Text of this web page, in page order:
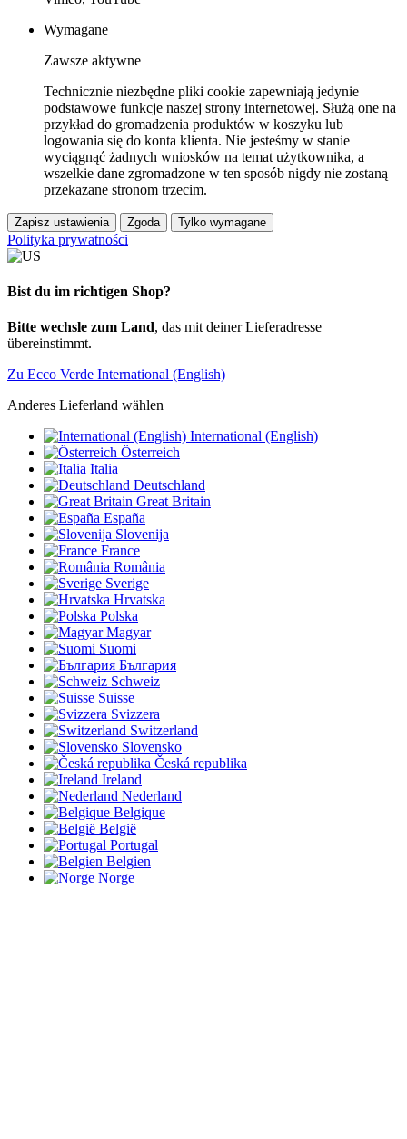
Wymagane
Zawsze aktywne
Technicznie niezbędne pliki cookie zapewniają jedynie
podstawowe funkcje naszej strony internetowej. Służą one na
przykład do gromadzenia produktów w koszyku lub
logowania się do konta klienta. Nie jesteśmy w stanie
wyciągnąć żadnych wniosków na temat użytkownika, a
wszelkie dane zgromadzone w ten sposób nigdy nie zostaną
przekazane stronom trzecim.
Zapisz ustawienia Zgoda Tylko wymagane
Polityka prywatności
Bist du im richtigen Shop?
Bitte wechsle zum Land, das mit deiner Lieferadresse
übereinstimmt.
Zu Ecco Verde International (English)
Anderes Lieferland wählen
International (English)
Österreich
Italia
Deutschland
Great Britain
España
Slovenija
France
România
Sverige
Hrvatska
Polska
Magyar
Suomi
България
Schweiz
Suisse
Svizzera
Switzerland
Slovensko
Česká republika
Ireland
Nederland
Belgique
België
Portugal
Belgien
Norge